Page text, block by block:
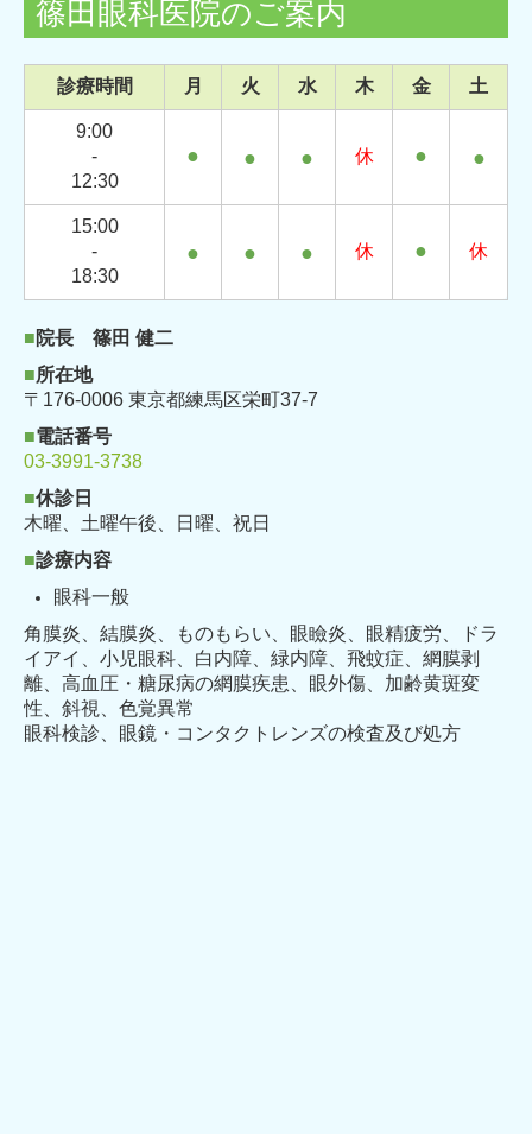
篠田眼科医院のご案内
診療時間 月 火 水 木 金 土
9:00
-
12:30
● ● ● 休 ● ●
15:00
-
18:30
● ● ● 休 ● 休
■院長 篠田 健二
■所在地
〒176-0006 東京都練馬区栄町37-7
■電話番号
03-3991-3738
■休診日
木曜、土曜午後、
日曜、祝日
■診療内容
眼科一般
角膜炎、結膜炎、ものもらい、眼瞼炎、眼精疲労、ドラ
イアイ、小児眼科、白内障、緑内障、飛蚊症、網膜剥
離、高血圧・糖尿病の網膜疾患、眼外傷、加齢黄斑変
性、斜視、色覚異常
眼科検診、眼鏡・コンタクトレンズの検査及び処方